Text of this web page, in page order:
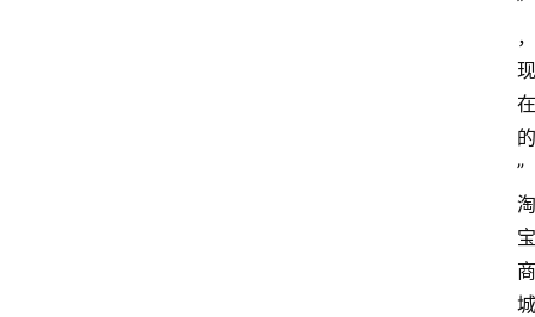
，
现
在
的
”
淘
宝
商
城